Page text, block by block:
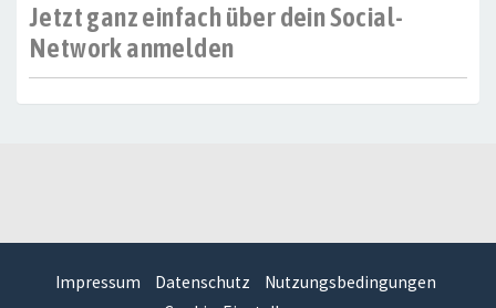
Jetzt ganz einfach über dein Social-
Network anmelden
Impressum Datenschutz
Nutzungsbedingungen